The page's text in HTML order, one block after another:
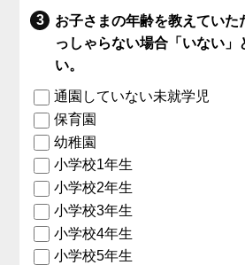
お子さまの年齢を教えていた
っしゃらない場合「いない」
い。
通園していない未就学児
保育園
幼稚園
小学校1年生
小学校2年生
小学校3年生
小学校4年生
小学校5年生